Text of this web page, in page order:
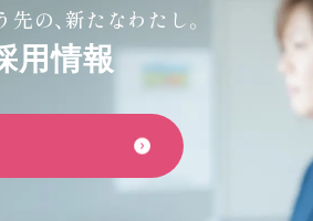
の、新たなわたし。
用情報